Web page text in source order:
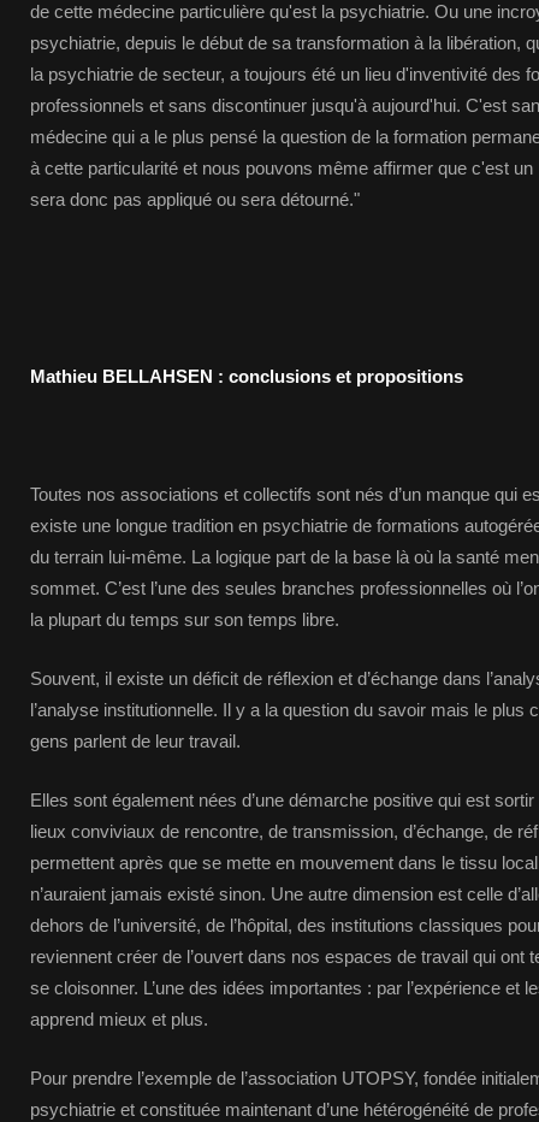
de cette médecine particulière qu'est la psychiatrie. Ou une
psychiatrie, depuis le début de sa transformation à la libération,
la psychiatrie de secteur, a toujours été un lieu d'inventivité des
professionnels et sans discontinuer jusqu'à aujourd'hui. C'est
médecine qui a le plus pensé la question de la formation
à cette particularité et nous pouvons même affirmer que c'est
sera donc pas appliqué ou sera détourné."
Mathieu BELLAHSEN : conclusions et propositions
Toutes nos associations et collectifs sont nés d’un manque qui
existe une longue tradition en psychiatrie de formations
du terrain lui-même. La logique part de la base là où la santé
sommet. C’est l’une des seules branches professionnelles où
la plupart du temps sur son temps libre.
Souvent, il existe un déficit de réflexion et d’échange dans
l’analyse institutionnelle. Il y a la question du savoir mais le plus
gens parlent de leur travail.
Elles sont également nées d’une démarche positive qui est
lieux conviviaux de rencontre, de transmission, d’échange, de
permettent après que se mette en mouvement dans le tissu
n’auraient jamais existé sinon. Une autre dimension est celle
dehors de l’université, de l’hôpital, des institutions classiques
reviennent créer de l’ouvert dans nos espaces de travail qui ont
se cloisonner. L’une des idées importantes : par l’expérience et
apprend mieux et plus.
Pour prendre l’exemple de l’association UTOPSY, fondée
psychiatrie et constituée maintenant d’une hétérogénéité de